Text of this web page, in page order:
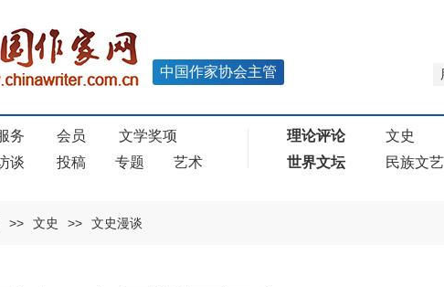
中国作家协会主管
务 会员
文学奖项
谈 投稿 专题 艺术
理论评论 文史
世界文坛
民族文艺
>> 文史 >> 文史漫谈